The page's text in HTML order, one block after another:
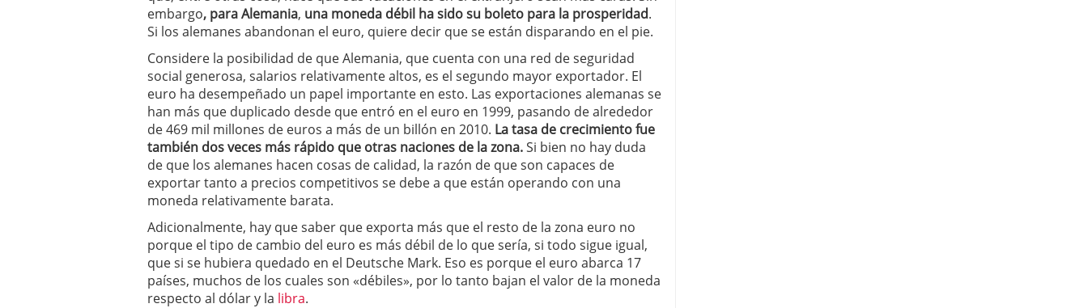
embargo, para Alemania, una moneda débil ha sido su boleto para la prosperidad.
Si los alemanes abandonan el euro, quiere decir que se están disparando en el pie.
Considere la posibilidad de que Alemania, que cuenta con una red de seguridad
social generosa, salarios relativamente altos, es el segundo mayor exportador. El
euro ha desempeñado un papel importante en esto. Las exportaciones alemanas se
han más que duplicado desde que entró en el euro en 1999, pasando de alrededor
de 469 mil millones de euros a más de un billón en 2010. La tasa de crecimiento fue
también dos veces más rápido que otras naciones de la zona.Si bien no hay duda
de que los alemanes hacen cosas de calidad, la razón de que son capaces de
exportar tanto a precios competitivos se debe a que están operando con una
moneda relativamente barata.
Adicionalmente, hay que saber que exporta más que el resto de la zona euro no
porque el tipo de cambio del euro es más débil de lo que sería, si todo sigue igual,
que si se hubiera quedado en el Deutsche Mark. Eso es porque el euro abarca 17
países, muchos de los cuales son «débiles», por lo tanto bajan el valor de la moneda
respecto al dólar y la libra.